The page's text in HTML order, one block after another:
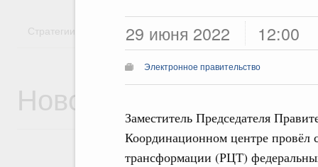
29 июня 2022 12:00
Электронное правительство
Заместитель Председателя
Координационном центре провёл
трансформации (РЦТ)
Стратегии Государственные программы
Новости